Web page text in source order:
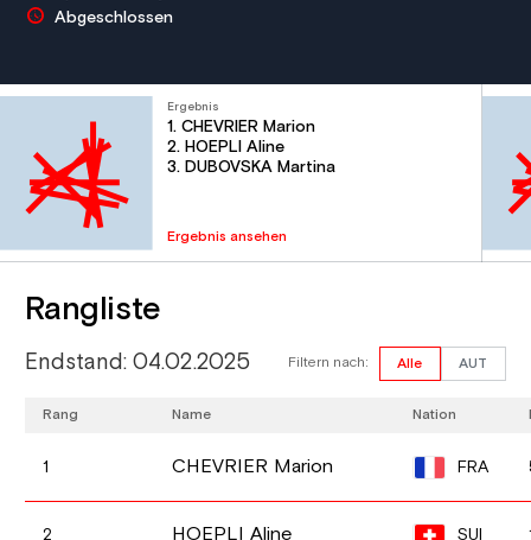
Abgeschlossen
Ergebnis
1. CHEVRIER Marion
2. HOEPLI Aline
3. DUBOVSKA Martina
Ergebnis ansehen
Rangliste
Endstand: 04.02.2025 Filtern nach: Alle AUT
Rang Name Nation
1 CHEVRIER Marion FRA
2 HOEPLI Aline SUI